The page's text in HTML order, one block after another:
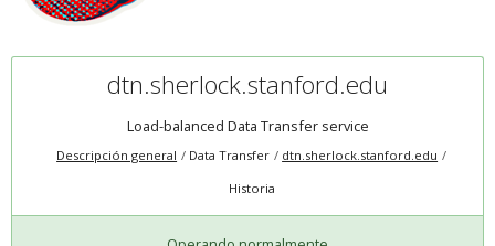
dtn.sherlock.stanford.edu
Load-balanced Data Transfer service
Descripción general Data Transfer
dtn.sherlock.stanford.edu
Historia